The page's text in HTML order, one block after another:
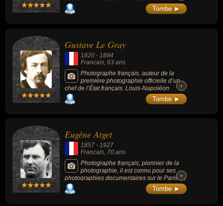
dans la Sierra Nevada, et plus
particulièrement du parc national de
Tombe ►
Gustave Le Gray
1820 - 1884
Francais , 63 ans
Photographe français, auteur de la
première photographie officielle d’un
chef de l’État français, Louis-Napoléon
Bonaparte, avant de devenir le photographe
officiel de la famille impériale. Inventeur et
Il introduisit en France l’usage des plaques
au collodion humide, permettant des temps
de pose rapides.
+
+
Tombe ►
Eugène Atget
1857 - 1927
Francais, 70 ans
Photographe français, pionnier de la
photographie, il est connu pour ses
photographies documentaires sur le Paris de
la fin du XIXe et du début du XXe siècle.
+
+
Tombe ►